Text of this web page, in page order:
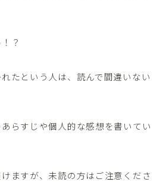
？
たという人は、読んで間違いない
らすじや個人的な感想を書いてい
ますが、未読の方はご注意くださ